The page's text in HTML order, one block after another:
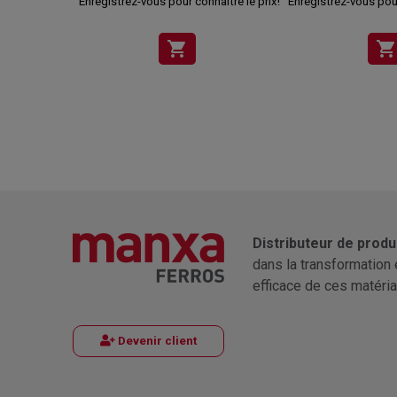
shopping_cart shopping_cart
Devenir client
Distributeur de
dans la transformation
efficace de ces